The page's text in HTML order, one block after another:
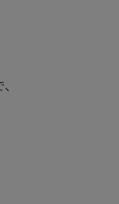
躍できます◎